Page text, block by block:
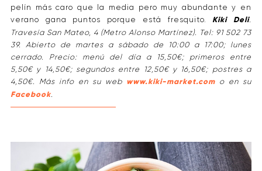
pelín más caro que la media pero muy abundante y en
verano gana puntos porque está fresquito. Kiki Deli.
Travesía San Mateo, 4 (Metro Alonso Martínez). Tel: 91 502 73
39. Abierto de martes a sábado de 10:00 a 17:00; lunes
cerrado. Precio: menú del día a 15,50€; primeros entre
5,50€ y 14,50€; segundos entre 12,50€ y 16,50€; postres a
4,50€. Más info en su web www.kiki-market.com o en su
Facebook.